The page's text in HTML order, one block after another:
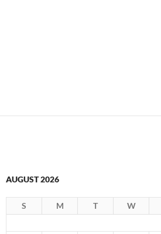
AUGUST 2026
S M T W